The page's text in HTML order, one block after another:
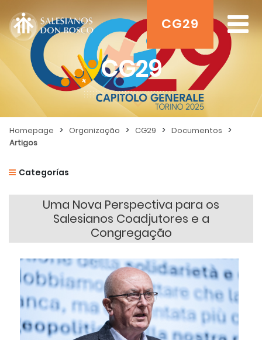
CG29
CG29
Homepage > Organização > CG29 > Documentos >
Artigos
Categorías
Uma Nova Perspectiva para os
Salesianos Coadjutores e a
Congregação